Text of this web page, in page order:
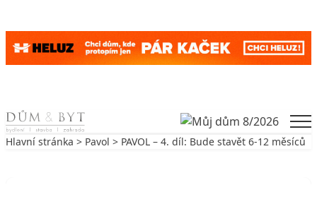
Skip to content
Hlavní stránka > Pavol > PAVOL – 4. díl: Bude stavět 6-12 měsíců